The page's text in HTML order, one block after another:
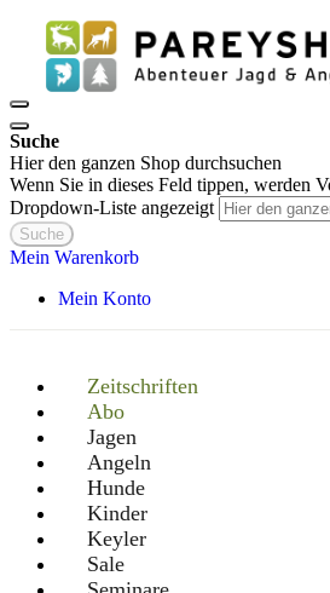
Suche
Hier den ganzen Shop durchsuchen
Wenn Sie in dieses Feld tippen, werden
Dropdown-Liste angezeigt
Suche
Mein Warenkorb
Mein Konto
Zeitschriften
Abo
Jagen
Angeln
Hunde
Kinder
Keyler
Sale